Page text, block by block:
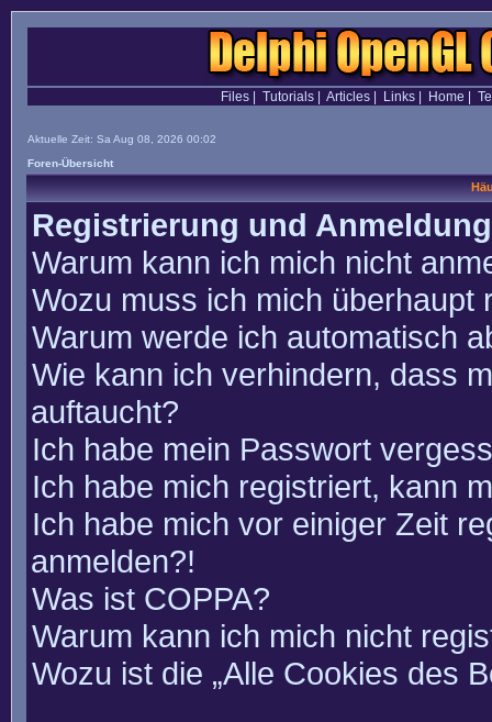
Files| Tutorials| Articles| Links| Home
Aktuelle Zeit: Sa Aug 08, 2026 00:02
Foren-Übersicht
Registrierung und Anmeldung
Warum kann ich mich nicht
Wozu muss ich mich überhaupt
Warum werde ich automatisch
Wie kann ich verhindern, dass
auftaucht?
Ich habe mein Passwort
Ich habe mich registriert, kann
Ich habe mich vor einiger Zeit
anmelden?!
Was ist COPPA?
Warum kann ich mich nicht
Wozu ist die „Alle Cookies des